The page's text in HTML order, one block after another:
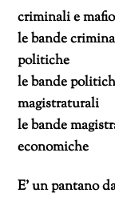
criminali e
le bande
politiche
le bande
magistraturali
le bande
economiche
E’ un pantano